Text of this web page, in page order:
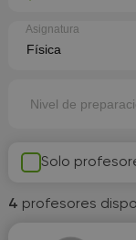
Solo
4 profesores
Asignatura
Nivel de